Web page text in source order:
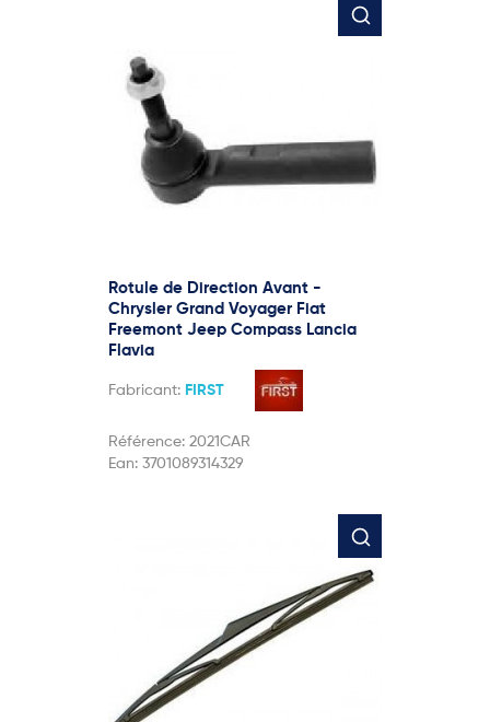
Rotule de Direction Avant -
Chrysler Grand Voyager Fiat
Freemont Jeep Compass Lancia
Flavia
Fabricant: FIRST
Référence: 2021CAR
Ean: 3701089314329